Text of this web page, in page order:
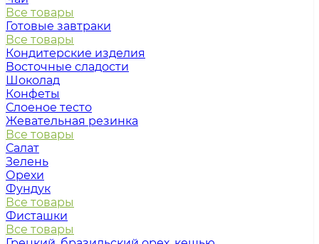
Все товары
Готовые завтраки
Все товары
Кондитерские изделия
Восточные сладости
Шоколад
Конфеты
Слоеное тесто
Жевательная резинка
Все товары
Салат
Зелень
Орехи
Фундук
Все товары
Фисташки
Все товары